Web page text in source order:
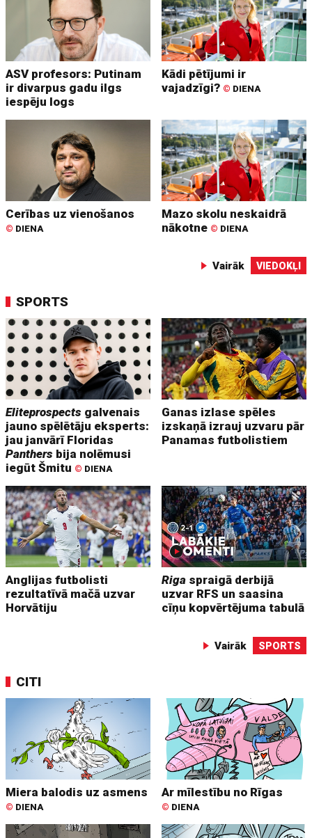
ASV profesors: Putinam
ir divarpus gadu ilgs
iespēju logs
Kādi pētījumi ir
vajadzīgi? © DIENA
Cerības uz vienošanos
© DIENA
Mazo skolu neskaidrā
nākotne © DIENA
Vairāk VIEDOKĻI
SPORTS
Eliteprospects galvenais
jauno spēlētāju eksperts:
jau janvārī Floridas
Panthers bija nolēmusi
iegūt Šmitu © DIENA
Ganas izlase spēles
izskaņā izrauj uzvaru pār
Panamas futbolistiem
Anglijas futbolisti
rezultatīvā mačā uzvar
Horvātiju
Riga spraigā derbijā
uzvar RFS un saasina
cīņu kopvērtējuma tabulā
Vairāk SPORTS
CITI
Miera balodis uz asmens
© DIENA
Ar mīlestību no Rīgas
© DIENA